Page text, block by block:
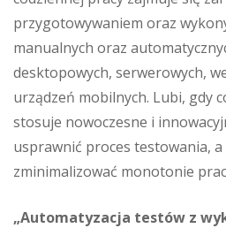
przygotowywaniem oraz
manualnych oraz
desktopowych, serwerowych,
urządzeń mobilnych. Lubi, gdy
stosuje nowoczesne i
usprawnić proces testowania, a
zminimalizować monotonie
„Automatyzacja testów z